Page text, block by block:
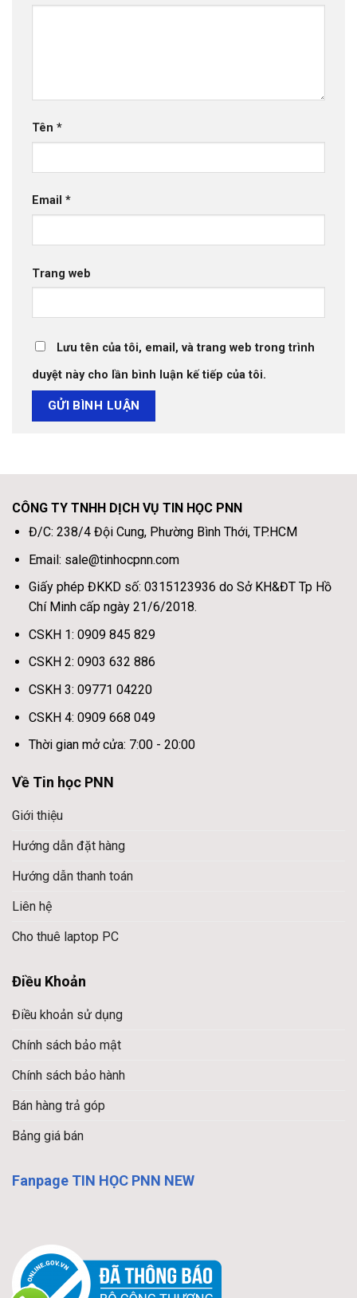
Tên *
Email *
Trang web
Lưu tên của tôi, email, và trang web trong trình
duyệt này cho lần bình luận kế tiếp của tôi.
CÔNG TY TNHH DỊCH VỤ TIN HỌC PNN
Đ/C: 238/4 Đội Cung, Phường Bình Thới, TP.HCM
Email: sale@tinhocpnn.com
Giấy phép ĐKKD số: 0315123936 do Sở KH&ĐT Tp Hồ
Chí Minh cấp ngày 21/6/2018.
CSKH 1: 0909 845 829
CSKH 2: 0903 632 886
CSKH 3: 09771 04220
CSKH 4: 0909 668 049
Thời gian mở cửa: 7:00 - 20:00
Về Tin học PNN
Giới thiệu
Hướng dẫn đặt hàng
Hướng dẫn thanh toán
Liên hệ
Cho thuê laptop PC
Điều Khoản
Điều khoản sử dụng
Chính sách bảo mật
Chính sách bảo hành
Bán hàng trả góp
Bảng giá bán
Fanpage TIN HỌC PNN NEW